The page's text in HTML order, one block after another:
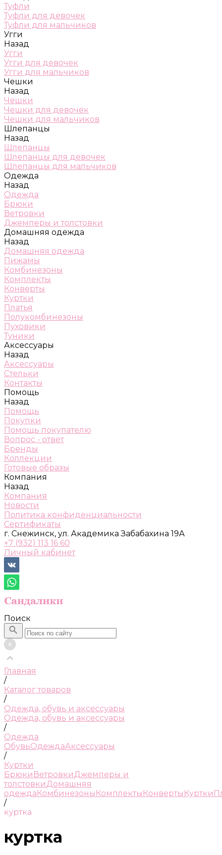
Туфли
Туфли для девочек
Туфли для мальчиков
Угги
Назад
Угги
Угги для девочек
Угги для мальчиков
Чешки
Назад
Чешки
Чешки для девочек
Чешки для мальчиков
Шлепанцы
Назад
Шлепанцы
Шлепанцы для девочек
Шлепанцы для мальчиков
Одежда
Назад
Одежда
Брюки
Ветровки
Джемперы и толстовки
Домашняя одежда
Назад
Домашняя одежда
Пижамы
Комбинезоны
Комплекты
Конверты
Куртки
Платья
Полукомбинезоны
Пуховики
Туники
Аксессуары
Назад
Аксессуары
Стельки
Контакты
Помощь
Назад
Помощь
Покупки
Помощь покупателю
Вопрос - ответ
Бренды
Коллекции
Готовые образы
Компания
Назад
Компания
Новости
Политика конфиденциальности
Сертификаты
г. Снежинск, ул. Академика Забабахина 19А
+7 (932) 113 16 60
Личный кабинет
Поиск
Главная
/
Каталог товаров
/
Одежда, обувь и аксессуары
Одежда, обувь и аксессуары
/
Одежда
ОбувьОдеждаАксессуары
/
Куртки
Брюки ВетровкиДжемперы и
толстовкиДомашняя
одеждаКомбинезоны Комплекты Конверты Куртки
/
куртка
куртка